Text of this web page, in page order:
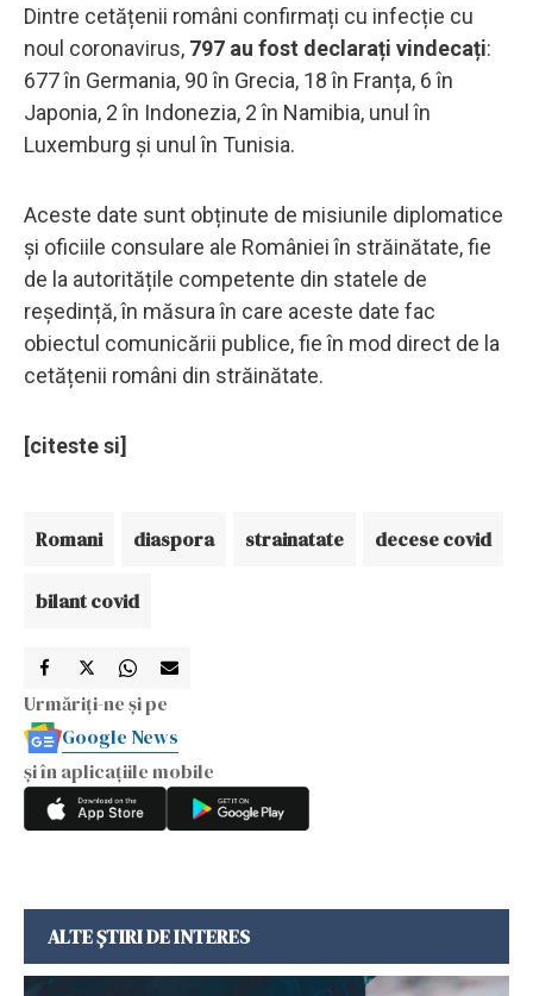
Dintre cetățenii români confirmați cu infecție cu
noul coronavirus, 797 au fost declarați vindecați:
677 în Germania, 90 în Grecia, 18 în Franța, 6 în
Japonia, 2 în Indonezia, 2 în Namibia, unul în
Luxemburg și unul în Tunisia.
Aceste date sunt obținute de misiunile diplomatice
și oficiile consulare ale României în străinătate, fie
de la autoritățile competente din statele de
reședință, în măsura în care aceste date fac
obiectul comunicării publice, fie în mod direct de la
cetățenii români din străinătate.
[citeste si]
Romani diaspora strainatate decese covid
bilant covid
Urmăriți-ne și pe
Google News
și în aplicațiile mobile
ALTE ȘTIRI DE INTERES